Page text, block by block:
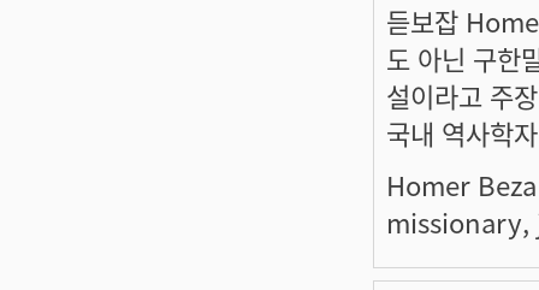
듣보잡
도 아닌 구한
설이라고 주
국내 역사학
Homer